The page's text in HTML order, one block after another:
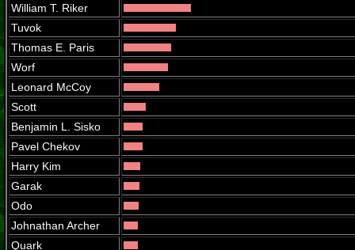
William T. Riker
Tuvok
Thomas E. Paris
Worf
Leonard McCoy
Scott
Benjamin L. Sisko
Pavel Chekov
Harry Kim
Garak
Odo
Johnathan Archer
Quark